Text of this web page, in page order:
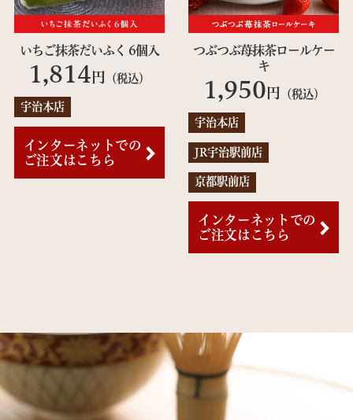
いちご抹茶だいふく 6個入
1,814 円 （税込）
宇治本店
インターネットでの
ご注文はこちら
つぶつぶ苺抹茶ロールケー
キ
1,950 円 （税込）
宇治本店
JR宇治駅前店
京都駅前店
インターネットでの
ご注文はこちら